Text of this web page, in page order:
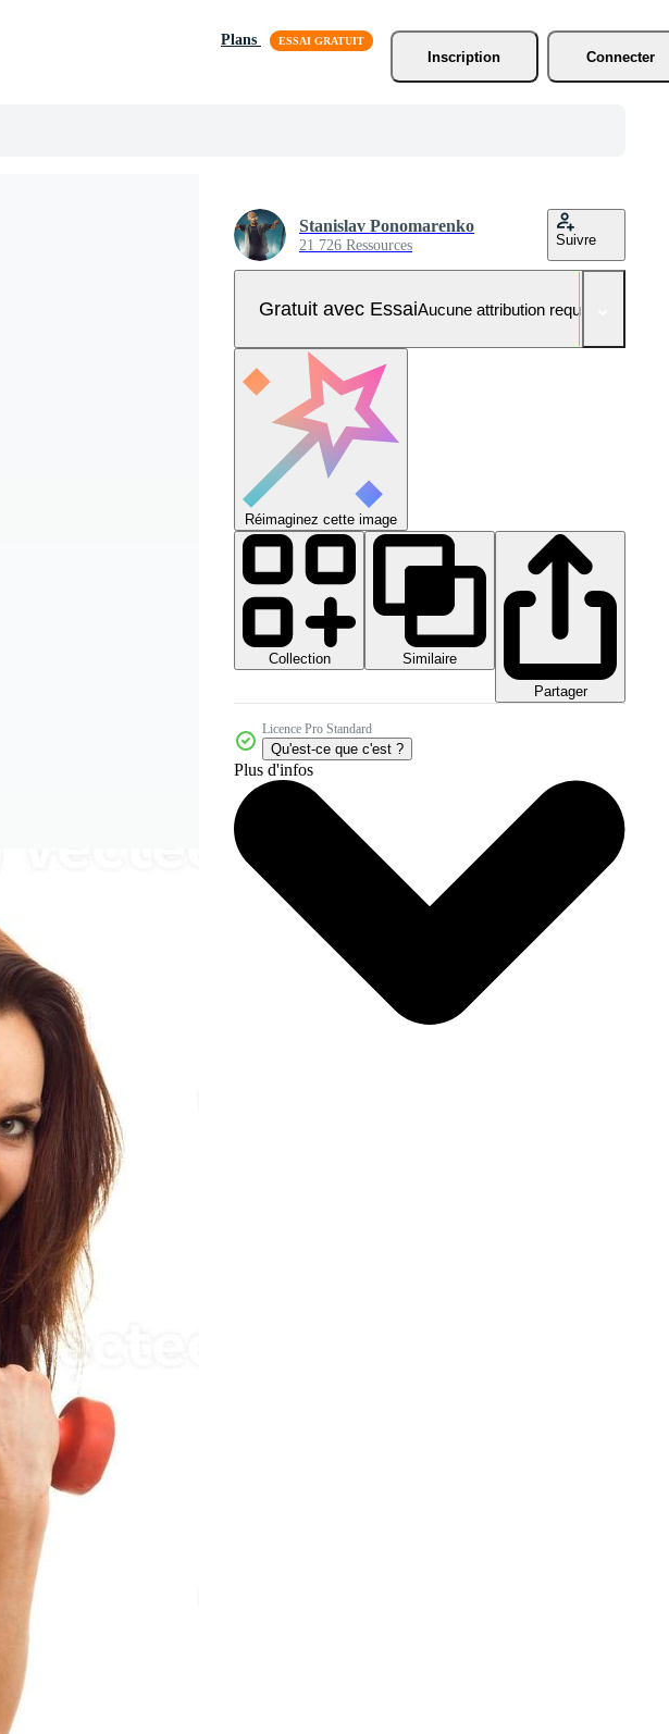
Plans
Inscription
Connecter
Stanislav Ponomarenko
21 726 Ressources Suivre
Gratuit avec EssaiAucune attribution requise
Réimaginez cette image
Collection
Similaire
Partager
Licence Pro Standard
Qu'est-ce que c'est ?
Plus d'infos